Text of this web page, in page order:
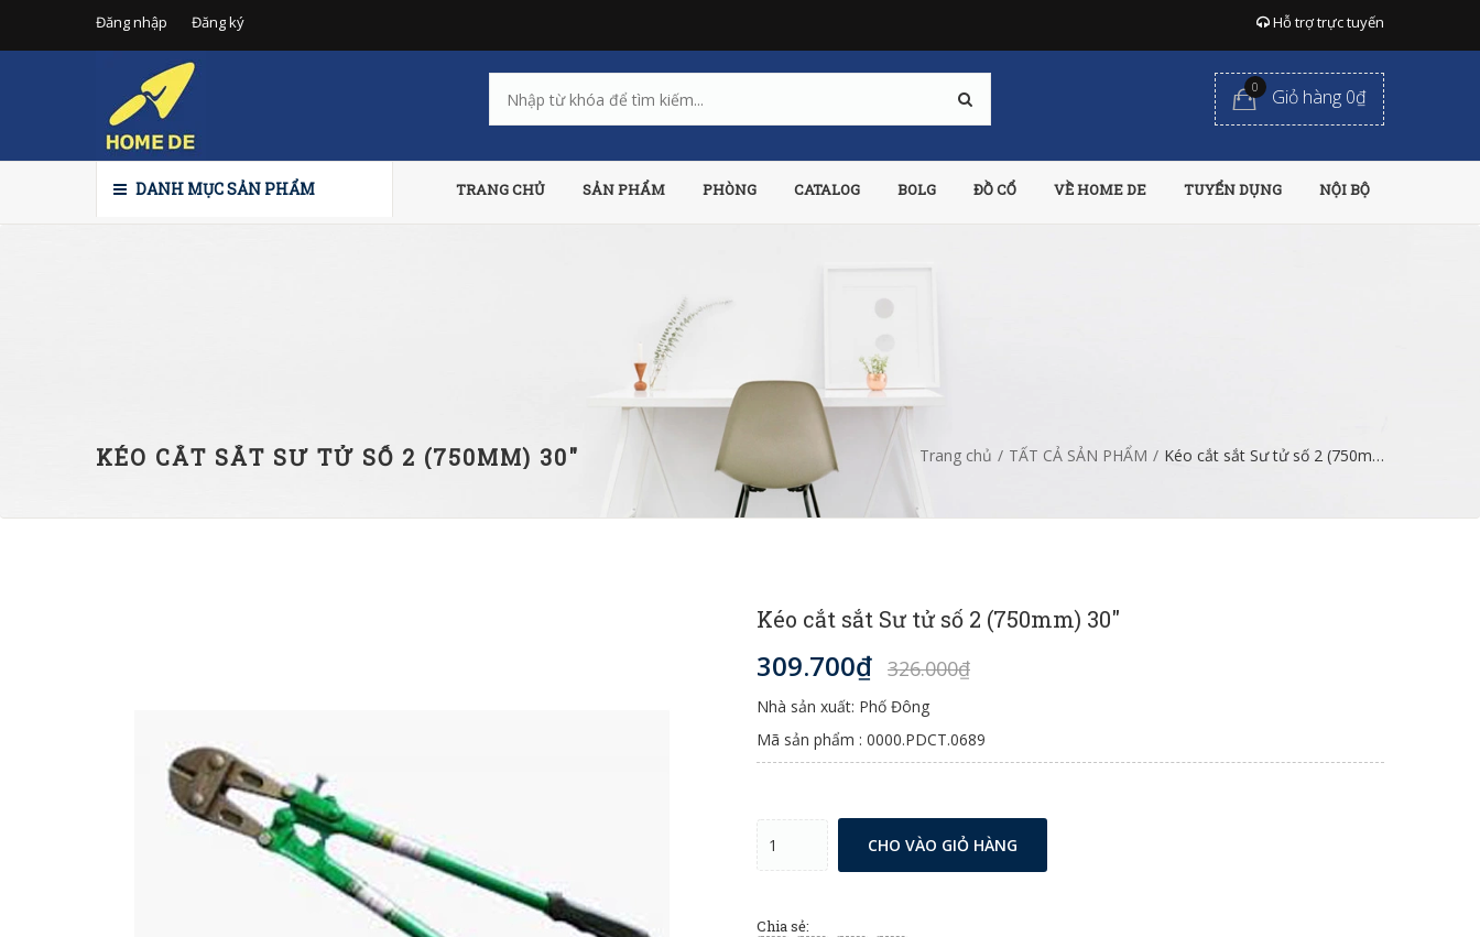
Đăng nhập Đăng ký Hỗ trợ trực tuyến
0 Giỏ hàng 0₫
DANH MỤC SẢN PHẨM TRANG CHỦ SẢN PHẨM PHÒNG CATALOG BOLG ĐỒ CỔ VỀ HOME DE TUYỂN DỤNG NỘI BỘ
KÉO CẮT SẮT SƯ TỬ SỐ 2 (750MM) 30" Trang chủ / TẤT CẢ SẢN PHẨM / Kéo cắt sắt Sư tử số 2 (750mm) 30"
Kéo cắt sắt Sư tử số 2 (750mm) 30"
309.700₫ 326.000₫
Nhà sản xuất: Phố Đông
Mã sản phẩm : 0000.PDCT.0689
CHO VÀO GIỎ HÀNG
Chia sẻ: